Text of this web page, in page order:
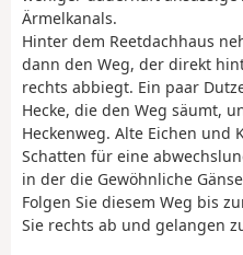
Ärmelkanals.
Hinter dem Reetdachhaus
dann den Weg, der direkt
rechts abbiegt. Ein paar
Hecke, die den Weg säumt,
Heckenweg. Alte Eichen und
Schatten für eine
in der die Gewöhnliche
Folgen Sie diesem Weg bis
Sie rechts ab und gelangen